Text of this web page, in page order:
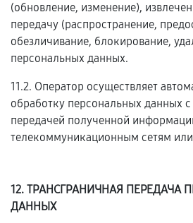
(обновление, изменение),
передачу (распространение,
обезличивание, блокирование,
персональных данных.
11.2. Оператор осуществляет
обработку персональных данных
передачей полученной
телекоммуникационным сетям или
12. ТРАНСГРАНИЧНАЯ ПЕРЕДАЧА
ДАННЫХ